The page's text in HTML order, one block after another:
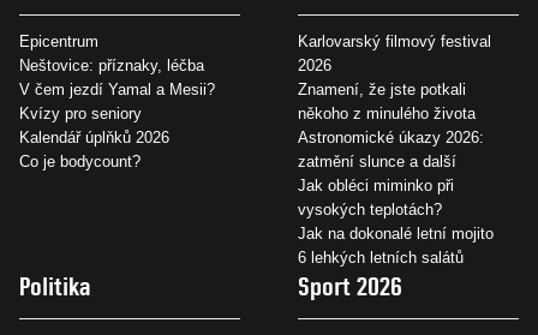
Epicentrum
Neštovice: příznaky, léčba
V čem jezdí Yamal a Mesii?
Kvízy pro seniory
Kalendář úplňků 2026
Co je bodycount?
Karlovarský filmový festival
2026
Znamení, že jste potkali
někoho z minulého života
Astronomické úkazy 2026:
zatmění slunce a další
Jak obléci miminko při
vysokých teplotách?
Jak na dokonalé letní mojito
6 lehkých letních salátů
Politika Sport 2026